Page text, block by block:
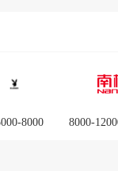
8000 8000-